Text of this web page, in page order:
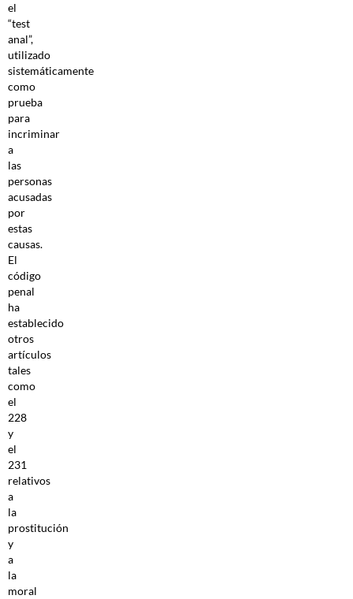
el
“test
anal”,
utilizado
sistemáticamente
como
prueba
para
incriminar
a
las
personas
acusadas
por
estas
causas.
El
código
penal
ha
establecido
otros
artículos
tales
como
el
228
y
el
231
relativos
a
la
prostitución
y
a
la
moral